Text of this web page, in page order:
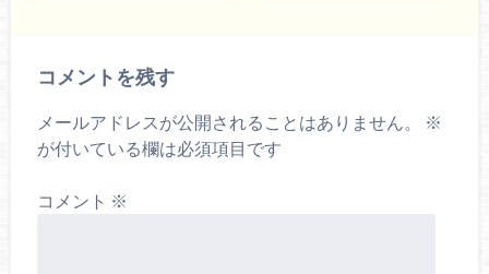
コメントを残す
メールアドレスが公開されることはありません。
※
が付いている欄は必須項目です
コメント ※